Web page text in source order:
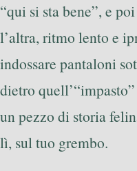
“qui si sta bene”, e
l’altra, ritmo lento e
indossare pantaloni
dietro
un pezzo di storia
lì, sul tuo grembo.